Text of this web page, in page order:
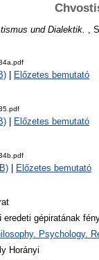
und Dialektik. ,
Előzetes bemutató
Előzetes bemutató
Előzetes bemutató
eredeti gépiratának
Psychology.
Horányi